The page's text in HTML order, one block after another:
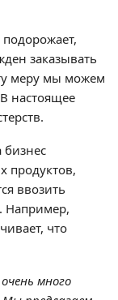
заказывать
меру мы можем
настоящее
бизнес
продуктов,
ввозить
Например,
что
много